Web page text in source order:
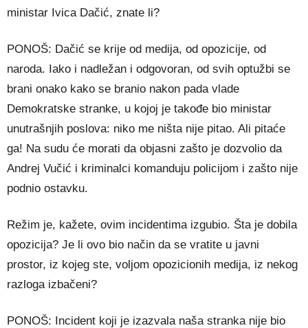
ministar Ivica Dačić, znate li?
PONOŠ: Dačić se krije od medija, od opozicije, od
naroda. Iako i nadležan i odgovoran, od svih optužbi se
brani onako kako se branio nakon pada vlade
Demokratske stranke, u kojoj je takođe bio ministar
unutrašnjih poslova: niko me ništa nije pitao. Ali pitaće
ga! Na sudu će morati da objasni zašto je dozvolio da
Andrej Vučić i kriminalci komanduju policijom i zašto nije
podnio ostavku.
Režim je, kažete, ovim incidentima izgubio. Šta je dobila
opozicija? Je li ovo bio način da se vratite u javni
prostor, iz kojeg ste, voljom opozicionih medija, iz nekog
razloga izbačeni?
PONOŠ: Incident koji je izazvala naša stranka nije bio